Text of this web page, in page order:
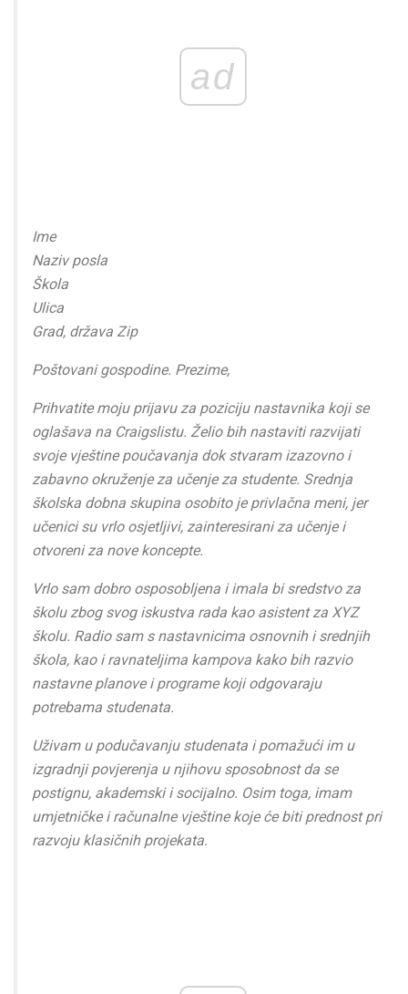
ad
Ime
Naziv posla
Škola
Ulica
Grad, država Zip
Poštovani gospodine. Prezime,
Prihvatite moju prijavu za poziciju nastavnika koji se
oglašava na Craigslistu. Želio bih nastaviti razvijati
svoje vještine poučavanja dok stvaram izazovno i
zabavno okruženje za učenje za studente. Srednja
školska dobna skupina osobito je privlačna meni, jer
učenici su vrlo osjetljivi, zainteresirani za učenje i
otvoreni za nove koncepte.
Vrlo sam dobro osposobljena i imala bi sredstvo za
školu zbog svog iskustva rada kao asistent za XYZ
školu. Radio sam s nastavnicima osnovnih i srednjih
škola, kao i ravnateljima kampova kako bih razvio
nastavne planove i programe koji odgovaraju
potrebama studenata.
Uživam u podučavanju studenata i pomažući im u
izgradnji povjerenja u njihovu sposobnost da se
postignu, akademski i socijalno. Osim toga, imam
umjetničke i računalne vještine koje će biti prednost pri
razvoju klasičnih projekata.